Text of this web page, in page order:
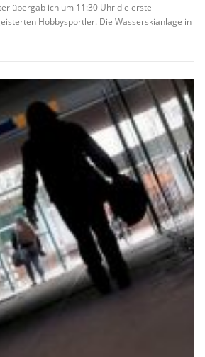
übergab ich um 11:30 Uhr die erste
Hobbysportler. Die Wasserskianlage in